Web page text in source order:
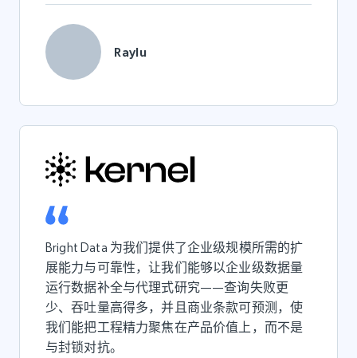
Raylu
Bright Data 为我们提供了企业级规模所需的扩
展能力与可靠性，让我们能够以企业级数据量
运行数据补全与代理式研究——查询失败更
少、吞吐量高得多，并且商业条款可预测，使
我们能把工程精力聚焦在产品价值上，而不是
与封锁对抗。